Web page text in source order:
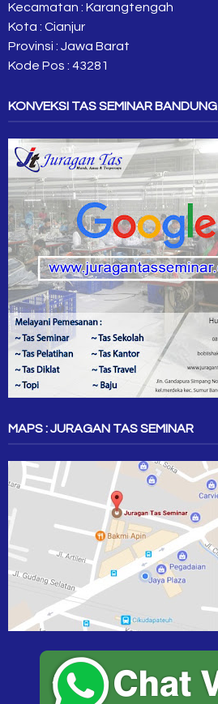
Kecamatan : Karangtengah
Kota : Cianjur
Provinsi : Jawa Barat
Kode Pos : 43281
KONVEKSI TAS SEMINAR BANDUNG
MAPS : JURAGAN TAS SEMINAR